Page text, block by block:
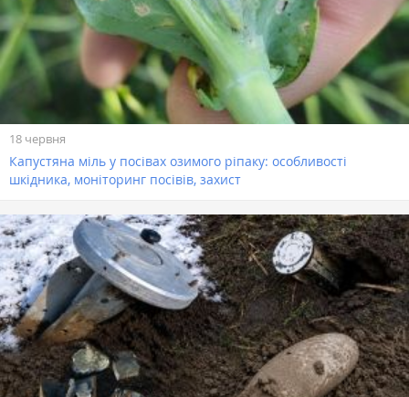
18 червня
Капустяна міль у посівах озимого ріпаку: особливості
шкідника, моніторинг посівів, захист